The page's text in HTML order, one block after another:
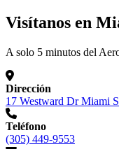
Visítanos en
A solo 5 minutos del
Dirección
17 Westward Dr Miami
Teléfono
(305) 449-9553